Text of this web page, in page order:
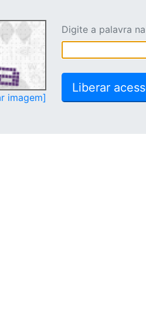
imagem]
Digite a palavra